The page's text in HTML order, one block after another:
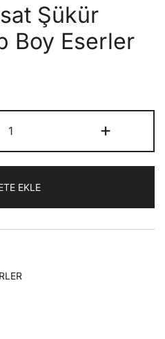
Şükür
Boy Eserler
İktisat
Şükür
|
Cep
Boy
+
EKLE